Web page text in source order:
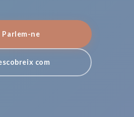
Parlem-ne
com